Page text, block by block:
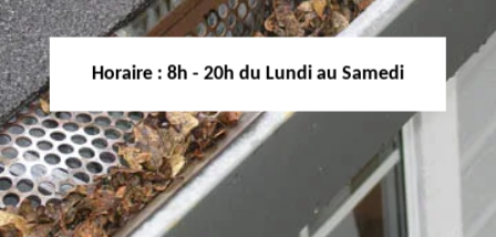
Horaire : 8h - 20h du Lundi au Samedi